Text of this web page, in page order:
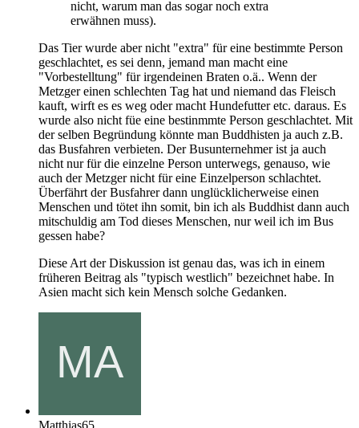
nicht, warum man das sogar noch extra
erwähnen muss).
Das Tier wurde aber nicht "extra" für eine bestimmte Person
geschlachtet, es sei denn, jemand man macht eine
"Vorbestelltung" für irgendeinen Braten o.ä.. Wenn der
Metzger einen schlechten Tag hat und niemand das Fleisch
kauft, wirft es es weg oder macht Hundefutter etc. daraus. Es
wurde also nicht füe eine bestinmmte Person geschlachtet. Mit
der selben Begründung könnte man Buddhisten ja auch z.B.
das Busfahren verbieten. Der Busunternehmer ist ja auch
nicht nur für die einzelne Person unterwegs, genauso, wie
auch der Metzger nicht für eine Einzelperson schlachtet.
Überfährt der Busfahrer dann unglücklicherweise einen
Menschen und tötet ihn somit, bin ich als Buddhist dann auch
mitschuldig am Tod dieses Menschen, nur weil ich im Bus
gessen habe?
Diese Art der Diskussion ist genau das, was ich in einem
früheren Beitrag als "typisch westlich" bezeichnet habe. In
Asien macht sich kein Mensch solche Gedanken.
Matthias65